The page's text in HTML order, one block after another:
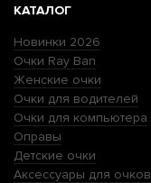
КАТАЛОГ
Новинки 2026
Очки Ray Ban
Женские очки
Очки для водителей
Очки для компьютера
Оправы
Детские очки
Аксессуары для очков